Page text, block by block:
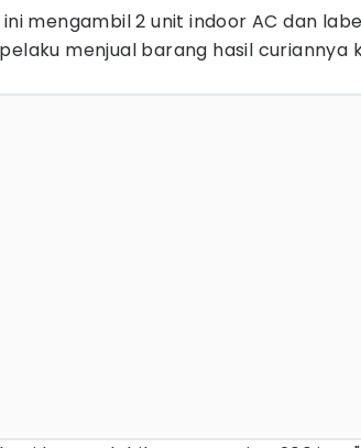
mengambil 2 unit indoor AC dan
menjual barang hasil curiannya